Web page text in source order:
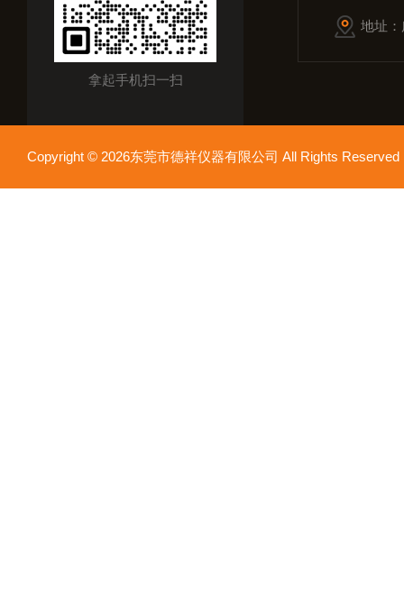
拿起手机扫一扫
地址
Copyright © 2026东莞市德祥仪器有限公司 All Rights